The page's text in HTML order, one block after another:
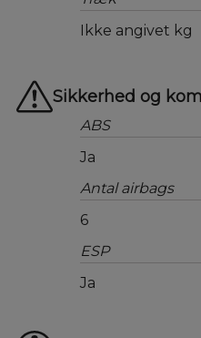
Ikke angivet kg
Sikkerhed og
ABS
Ja
Antal airbags
6
ESP
Ja